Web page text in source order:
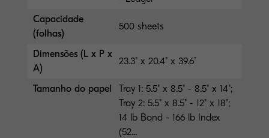
Capacidade
(folhas)
500 sheets
Dimensões (L x P x
A)
23.3" x 20.4" x 39.6"
Tamanho do papel
Tray 1: 5.5" x 8.5" - 8.5" x 14";
Tray 2: 5.5" x 8.5" - 12" x 18";
14 lb Bond - 166 lb Index
(52...